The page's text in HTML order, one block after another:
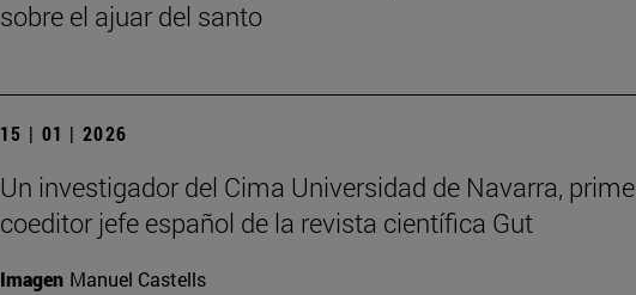
sobre el ajuar del santo
15 | 01 | 2026
Un investigador del Cima Universidad de Navarra,
coeditor jefe español de la revista científica Gut
Imagen Manuel Castells